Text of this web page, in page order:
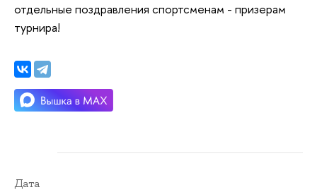
отдельные поздравления спортсменам - призерам
турнира!
Дата